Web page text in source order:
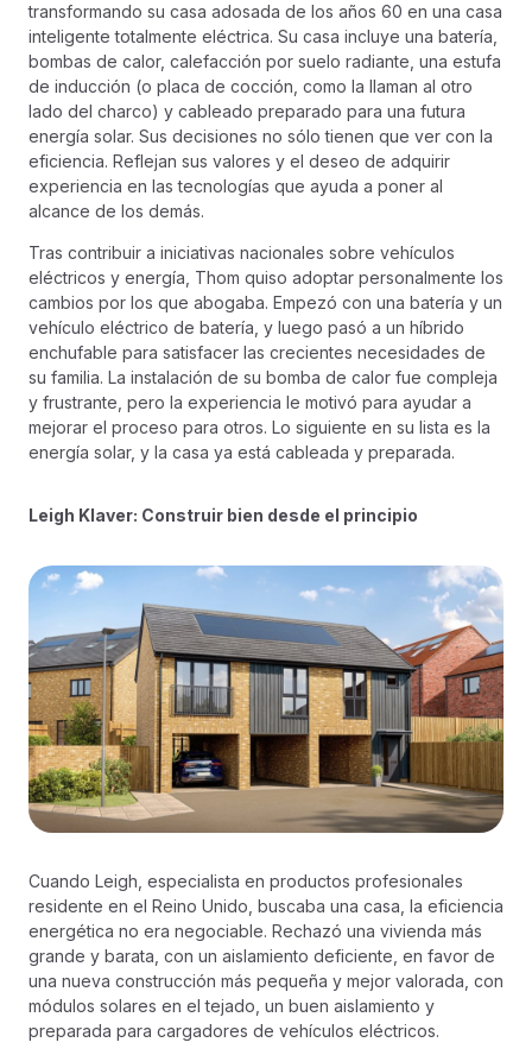
transformando su casa adosada de los años 60 en una casa
inteligente totalmente eléctrica. Su casa incluye una batería,
bombas de calor, calefacción por suelo radiante, una estufa
de inducción (o placa de cocción, como la llaman al otro
lado del charco) y cableado preparado para una futura
energía solar. Sus decisiones no sólo tienen que ver con la
eficiencia. Reflejan sus valores y el deseo de adquirir
experiencia en las tecnologías que ayuda a poner al
alcance de los demás.
Tras contribuir a iniciativas nacionales sobre vehículos
eléctricos y energía, Thom quiso adoptar personalmente los
cambios por los que abogaba. Empezó con una batería y un
vehículo eléctrico de batería, y luego pasó a un híbrido
enchufable para satisfacer las crecientes necesidades de
su familia. La instalación de su bomba de calor fue compleja
y frustrante, pero la experiencia le motivó para ayudar a
mejorar el proceso para otros. Lo siguiente en su lista es la
energía solar, y la casa ya está cableada y preparada.
Leigh Klaver: Construir bien desde el principio
Cuando Leigh, especialista en productos profesionales
residente en el Reino Unido, buscaba una casa, la eficiencia
energética no era negociable. Rechazó una vivienda más
grande y barata, con un aislamiento deficiente, en favor de
una nueva construcción más pequeña y mejor valorada, con
módulos solares en el tejado, un buen aislamiento y
preparada para cargadores de vehículos eléctricos.